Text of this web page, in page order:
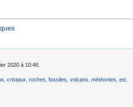
2020 à 10:48.
cristaux, roches, fossiles, volcans, météorites, etc.